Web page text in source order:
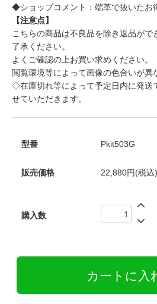
◆ショップコメント：端革で抜いたお
【注意点】
こちらの商品は不良品を除き返品がで
了承ください。
よくご確認の上お買い求めください。
閲覧環境等によって画像の色合いが異
◇在庫切れ等によって予定日内に発送
せていただきます。
型番 Pkit503G
販売価格 22,880円(税込)
購入数